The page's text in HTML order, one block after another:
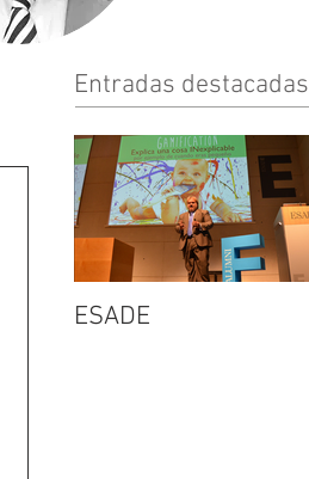
Entradas destacadas
ESADE